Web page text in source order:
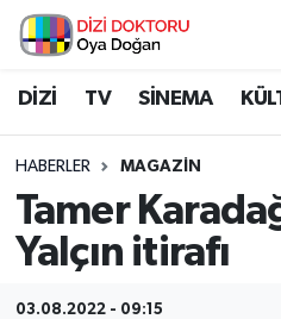
DİZİ TV SİNEMA
HABERLER MAGAZİN
Tamer
Yalçın itirafı
03.08.2022 - 09:15
İstanbul Nöbetçi
İstanbul Namaz
İstanbul Trafik